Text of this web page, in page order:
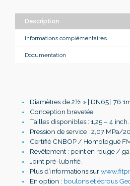
Description
Informations complémentaires
Documentation
Diamètres de 2½ » | DN65 |
Conception brevetée.
Tailles disponibles : 1,25 – 4 inch.
Pression de service : 2,07 MPa/
Certifié CNBOP / Homologué
Revêtement : peint en rouge /
Joint pré-lubrifié.
Plus d’informations sur
En option : boulons et écrous